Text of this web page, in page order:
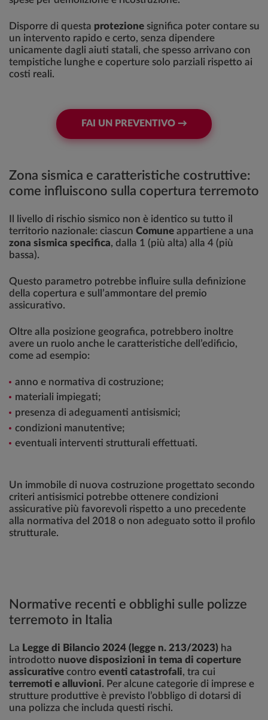
Disporre di questa protezione significa poter contare su
un intervento rapido e certo, senza dipendere
unicamente dagli aiuti statali, che spesso arrivano con
tempistiche lunghe e coperture solo parziali rispetto ai
costi reali.
FAI UN PREVENTIVO →
Zona sismica e caratteristiche costruttive:
come influiscono sulla copertura terremoto
Il livello di rischio sismico non è identico su tutto il
territorio nazionale: ciascun Comune appartiene a una
zona sismica specifica, dalla 1 (più alta) alla 4 (più
bassa).
Questo parametro potrebbe influire sulla definizione
della copertura e sull’ammontare del premio
assicurativo.
Oltre alla posizione geografica, potrebbero inoltre
avere un ruolo anche le caratteristiche dell’edificio,
come ad esempio:
anno e normativa di costruzione;
materiali impiegati;
presenza di adeguamenti antisismici;
condizioni manutentive;
eventuali interventi strutturali effettuati.
Un immobile di nuova costruzione progettato secondo
criteri antisismici potrebbe ottenere condizioni
assicurative più favorevoli rispetto a uno precedente
alla normativa del 2018 o non adeguato sotto il profilo
strutturale.
Normative recenti e obblighi sulle polizze
terremoto in Italia
La Legge di Bilancio 2024 (legge n. 213/2023) ha
introdotto nuove disposizioni in tema di coperture
assicurative contro eventi catastrofali, tra cui
terremoti e alluvioni. Per alcune categorie di imprese e
strutture produttive è previsto l’obbligo di dotarsi di
una polizza che includa questi rischi.